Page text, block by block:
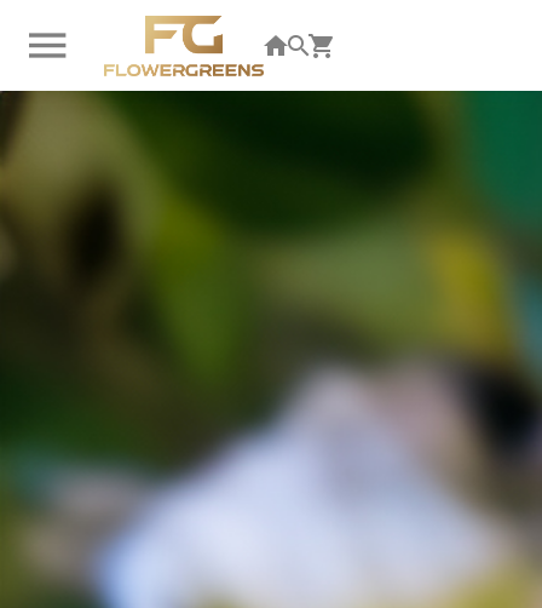
U bent niet ingelogd. Klik hier om in te loggen.